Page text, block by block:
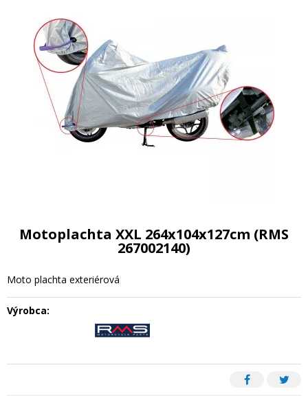
Motoplachta XXL 264x104x127cm (RMS
267002140)
Moto plachta exteriérová
Výrobca: